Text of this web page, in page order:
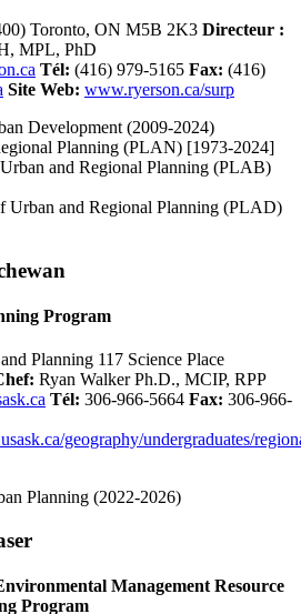
Toronto, ON M5B 2K3 Directeur :
MPL, PhD
Tél: (416) 979-5165 Fax: (416)
Site Web: www.ryerson.ca/surp
Development (2009-2024)
Planning (PLAN) [1973-2024]
and Regional Planning (PLAB)
Urban and Regional Planning (PLAD)
Program
Planning 117 Science Place
Ryan Walker Ph.D., MCIP, RPP
Tél: 306-966-5664 Fax: 306-966-
geography/undergraduates/
Planning (2022-2026)
Management Resource
Program